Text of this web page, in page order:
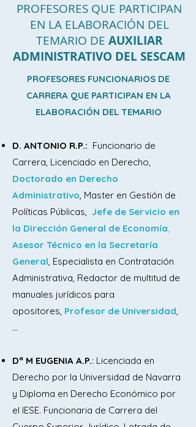
Políticas públicas de Igualdad. Medidas
de protección integral contra la
violencia de género. Medidas de
protección integral contra la violencia
Tema 2.- El Estatuto de Autonomía de
PROFESORES QUE PARTICIPAN
EN LA ELABORACIÓN DEL
TEMARIO DE AUXILIAR
ADMINISTRATIVO DEL SESCAM
PROFESORES FUNCIONARIOS DE
CARRERA QUE PARTICIPAN EN LA
ELABORACIÓN DEL TEMARIO
D. ANTONIO R.P.: Funcionario de
Carrera, Licenciado en Derecho,
Doctorado en Derecho
Administrativo, Master en Gestión de
Políticas Públicas, Jefe de Servicio en
la Dirección General de Economía,
Asesor Técnico en la Secretaría
General, Especialista en Contratación
Administrativa, Redactor de multitud de
manuales jurídicos para
opositores, Profesor de Universidad,
...​​
Dª M EUGENIA A.P.: Licenciada en
Derecho por la Universidad de Navarra
y Diploma en Derecho Económico por
el IESE. Funcionaria de Carrera del